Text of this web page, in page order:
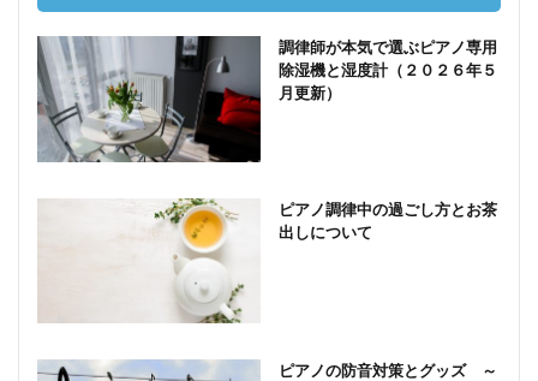
調律師が本気で選ぶピアノ専用
除湿機と湿度計（２０２６年５
月更新）
ピアノ調律中の過ごし方とお茶
出しについて
ピアノの防音対策とグッズ ～